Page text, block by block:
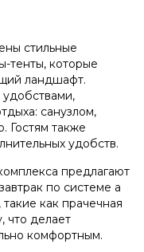
стильные
тенты, которые
ландшафт.
санузлом,
Гостям также
удобств.
предлагают
по системе a
как прачечная
что делает
комфортным.